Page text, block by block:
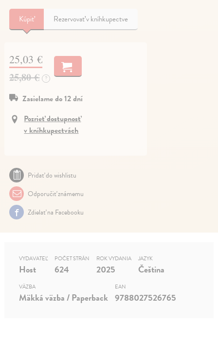
Kúpiť Rezervovať v kníhkupectve
25,03 €
25,80 € ?
Zasielame do 12 dní
Pozrieť dostupnosť
v kníhkupectvách
Pridať do wishlistu
Odporučiť známemu
Zdielať na Facebooku
VYDAVATEĽ
Host
POČET STRÁN
624
ROK VYDANIA
2025
JAZYK
Čeština
VÄZBA
Mäkká väzba / Paperback
EAN
9788027526765